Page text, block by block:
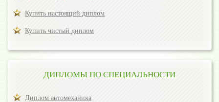
Купить настоящий диплом
Купить чистый диплом
ДИПЛОМЫ ПО СПЕЦИАЛЬНОСТИ
Диплом автомеханика